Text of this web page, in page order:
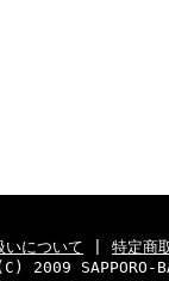
いについて 特定商
2009